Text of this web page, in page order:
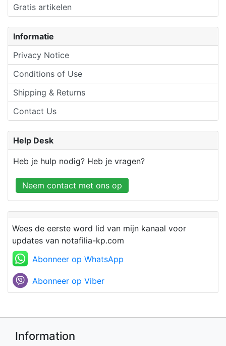
Gratis artikelen
Informatie
Privacy Notice
Conditions of Use
Shipping & Returns
Contact Us
Help Desk
Heb je hulp nodig? Heb je vragen?
Neem contact met ons op
Wees de eerste word lid van mijn kanaal voor
updates van notafilia-kp.com
Abonneer op WhatsApp
Abonneer op Viber
Information